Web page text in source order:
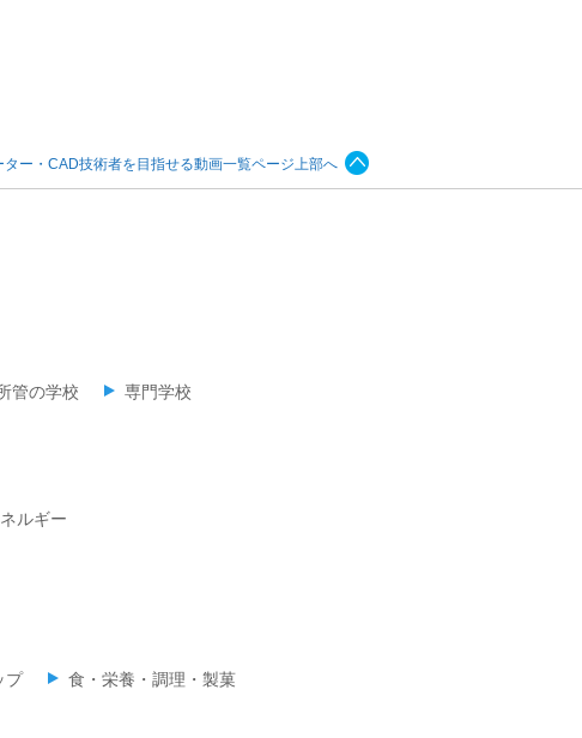
ー・CAD技術者を目指せる動画一覧ページ上部へ
管の学校
専門学校
ルギー
プ 食・栄養・調理・製菓